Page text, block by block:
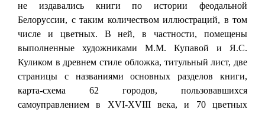
не издавались книги по истории феодальной
Белоруссии, с таким количеством иллюстраций, в том
числе и цветных. В ней, в частности, помещены
выполненные художниками М.М. Купавой и Я.С.
Куликом в древнем стиле обложка, титульный лист, две
страницы с названиями основных разделов книги,
карта-схема 62 городов, пользовавшихся
самоуправлением в XVI-XVIII века, и 70 цветных